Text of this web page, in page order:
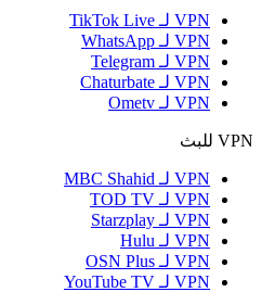
VPN لـ TikTok Live
VPN لـ WhatsApp
VPN لـ Telegram
VPN لـ Chaturbate
VPN لـ Ometv
VPN للبث
VPN لـ MBC Shahid
VPN لـ TOD TV
VPN لـ Starzplay
VPN لـ Hulu
VPN لـ OSN Plus
VPN لـ YouTube TV